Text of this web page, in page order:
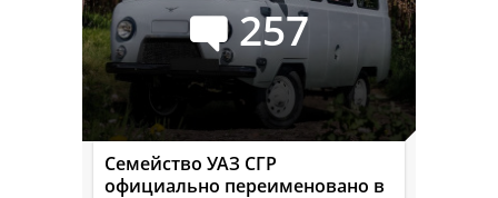
257
Семейство УАЗ СГР
официально переименовано в